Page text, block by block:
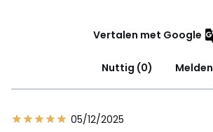
Vertalen met Google
Nuttig (0) Melden
05/12/2025